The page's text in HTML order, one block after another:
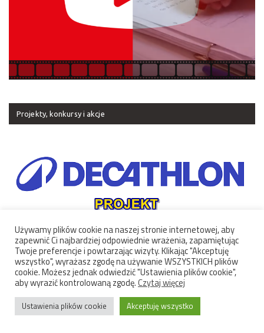
Projekty, konkursy i akcje
Używamy plików cookie na naszej stronie internetowej, aby
zapewnić Ci najbardziej odpowiednie wrażenia, zapamiętując
Twoje preferencje i powtarzając wizyty. Klikając "Akceptuję
wszystko", wyrażasz zgodę na używanie WSZYSTKICH plików
cookie. Możesz jednak odwiedzić "Ustawienia plików cookie",
aby wyrazić kontrolowaną zgodę.Czytaj więcej
Ustawienia plików cookie Akceptuję wszystko